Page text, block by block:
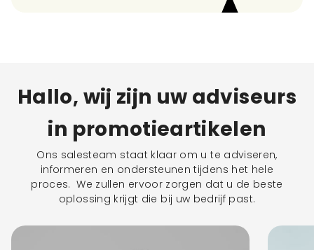
Hallo, wij zijn uw adviseurs
in promotieartikelen
Ons salesteam staat klaar om u te adviseren,
informeren en ondersteunen tijdens het hele
proces. We zullen ervoor zorgen dat u de beste
oplossing krijgt die bij uw bedrijf past.